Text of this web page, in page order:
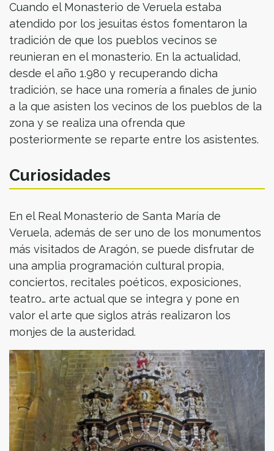
Cuando el Monasterio de Veruela estaba
atendido por los jesuitas éstos fomentaron la
tradición de que los pueblos vecinos se
reunieran en el monasterio. En la actualidad,
desde el año 1.980 y recuperando dicha
tradición, se hace una romería a finales de junio
a la que asisten los vecinos de los pueblos de la
zona y se realiza una ofrenda que
posteriormente se reparte entre los asistentes.
Curiosidades
En el Real Monasterio de Santa María de
Veruela, además de ser uno de los monumentos
más visitados de Aragón, se puede disfrutar de
una amplia programación cultural propia,
conciertos, recitales poéticos, exposiciones,
teatro… arte actual que se integra y pone en
valor el arte que siglos atrás realizaron los
monjes de la austeridad.